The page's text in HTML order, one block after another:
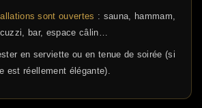
sont ouvertes : sauna, hammam,
bar, espace câlin…
en serviette ou en tenue de soirée (si
est réellement élégante).